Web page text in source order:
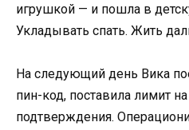
игрушкой — и пошла в
Укладывать спать. Жить
На следующий день Вика
пин-код, поставила лимит
подтверждения.